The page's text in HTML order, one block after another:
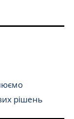
рішень